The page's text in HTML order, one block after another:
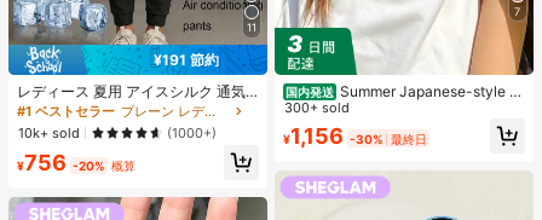
11
¥191 節約
レディース 夏用 アイスシルク 通気
性 ランニングパンツ、速乾 軽量 ス
ポーツパンツ ジッパーポケット & ウ
エストバンド付き フィットネス & ジ
ョギング用 ブラック、アスレジャー
#1 ベストセラー
プレーン レディースパンツ
10k+ sold
(1000+)
¥756 -20% 概算
7
国内発送 Summer Japanese-style c
ute girl look, Sanrio Hello Kitty simp
le pattern print, pure cotton sweet-
style T-shirt
300+ sold
¥1,156 -30% 最終日